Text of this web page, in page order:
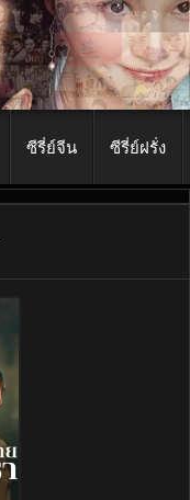
ซีรี่ย์จีน ซีรี่ย์ฝรั่ง